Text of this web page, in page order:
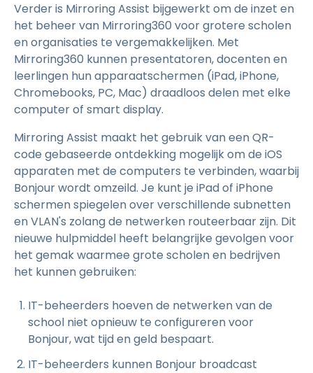
Verder is Mirroring Assist bijgewerkt om de inzet en
het beheer van Mirroring360 voor grotere scholen
en organisaties te vergemakkelijken. Met
Mirroring360 kunnen presentatoren, docenten en
leerlingen hun apparaatschermen (iPad, iPhone,
Chromebooks, PC, Mac) draadloos delen met elke
computer of smart display.
Mirroring Assist maakt het gebruik van een QR-
code gebaseerde ontdekking mogelijk om de iOS
apparaten met de computers te verbinden, waarbij
Bonjour wordt omzeild. Je kunt je iPad of iPhone
schermen spiegelen over verschillende subnetten
en VLAN's zolang de netwerken routeerbaar zijn. Dit
nieuwe hulpmiddel heeft belangrijke gevolgen voor
het gemak waarmee grote scholen en bedrijven
het kunnen gebruiken:
IT-beheerders hoeven de netwerken van de
school niet opnieuw te configureren voor
Bonjour, wat tijd en geld bespaart.
IT-beheerders kunnen Bonjour broadcast